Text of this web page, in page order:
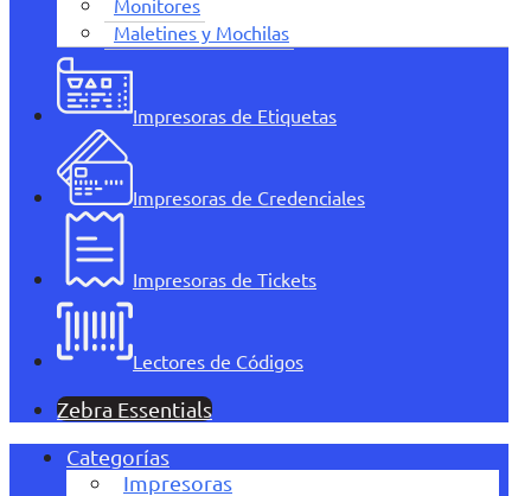
Monitores
Maletines y Mochilas
Impresoras de Etiquetas
Impresoras de Credenciales
Impresoras de Tickets
Lectores de Códigos
Zebra Essentials
Categorías
Impresoras